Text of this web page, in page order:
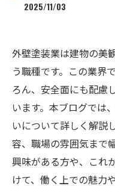
2025/11/03
外壁塗装業は建物の美
う職種です。この業界
ろん、安全面にも配慮
います。本ブログでは
いについて詳しく解説
容、職場の雰囲気まで
興味がある方や、これ
けて、働く上での魅力